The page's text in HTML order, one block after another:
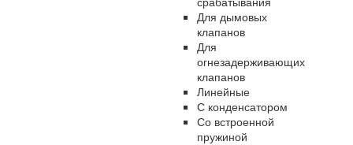
Для дымовых
клапанов
Для
огнезадерживающих
клапанов
Линейные
С конденсатором
Со встроенной
пружиной